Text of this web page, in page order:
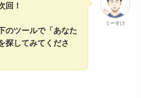
うーすけ
回！
ツールで「あなた
探してみてくださ